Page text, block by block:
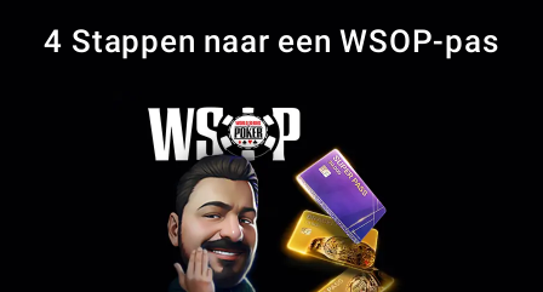
4 Stappen naar een WSOP-pas